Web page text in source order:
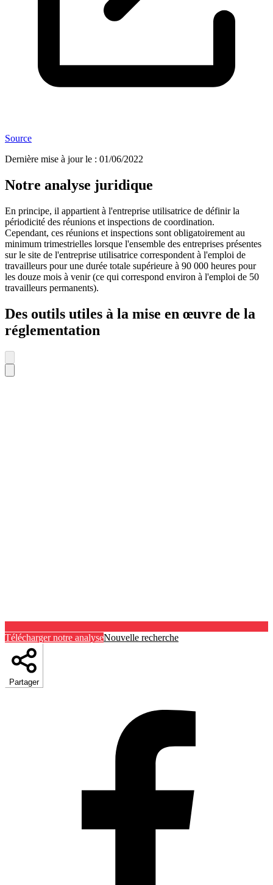
Source
Dernière mise à jour le : 01/06/2022
Notre analyse juridique
En principe, il appartient à l'entreprise utilisatrice de définir la
périodicité des réunions et inspections de coordination.
Cependant, ces réunions et inspections sont obligatoirement au
minimum trimestrielles lorsque l'ensemble des entreprises présentes
sur le site de l'entreprise utilisatrice correspondent à l'emploi de
travailleurs pour une durée totale supérieure à 90 000 heures pour
les douze mois à venir (ce qui correspond environ à l'emploi de 50
travailleurs permanents).
Des outils utiles à la mise en œuvre de la
réglementation
Télécharger notre analyseNouvelle recherche
Partager